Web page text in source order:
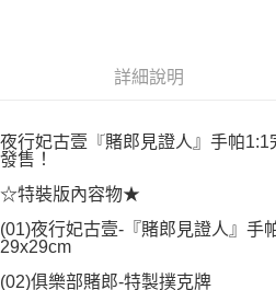
詳細說明
夜行妃古壹『賭郎見證人』手帕
發售！
☆特裝版內容物★
(01)夜行妃古壹-『賭郎見證人』手
29x29cm
(02)俱樂部賭郎-特製撲克牌